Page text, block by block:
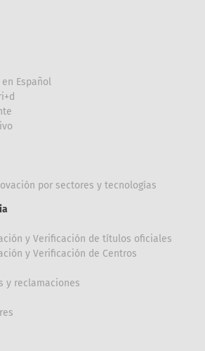
Español
por sectores y tecnologías
y Verificación de títulos oficiales
y Verificación de Centros
y reclamaciones